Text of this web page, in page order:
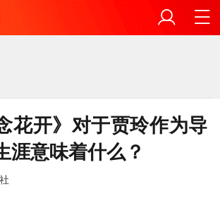
花开》对于贾玲作为导
涯意味着什么？